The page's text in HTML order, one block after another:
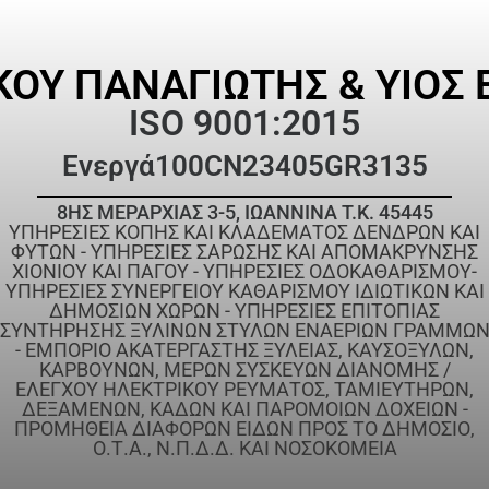
ΠΑΝΑΓΙΩΤΗΣ & ΥΙΟΣ
ISO 9001:2015
Ενεργά100CN23405GR3135
8ΗΣ ΜΕΡΑΡΧΙΑΣ 3-5, ΙΩΑΝΝΙΝΑ T.K. 45445
ΥΠΗΡΕΣΙΕΣ ΚΟΠΗΣ ΚΑΙ ΚΛΑΔΕΜΑΤΟΣ ΔΕΝΔΡΩΝ ΚΑΙ
ΦΥΤΩΝ - ΥΠΗΡΕΣΙΕΣ ΣΑΡΩΣΗΣ ΚΑΙ ΑΠΟΜΑΚΡΥΝΣΗΣ
ΧΙΟΝΙΟΥ ΚΑΙ ΠΑΓΟΥ - ΥΠΗΡΕΣΙΕΣ ΟΔΟΚΑΘΑΡΙΣΜΟΥ-
ΥΠΗΡΕΣΙΕΣ ΣΥΝΕΡΓΕΙΟΥ ΚΑΘΑΡΙΣΜΟΥ ΙΔΙΩΤΙΚΩΝ ΚΑΙ
ΔΗΜΟΣΙΩΝ ΧΩΡΩΝ - ΥΠΗΡΕΣΙΕΣ ΕΠΙΤΟΠΙΑΣ
ΣΥΝΤΗΡΗΣΗΣ ΞΥΛΙΝΩΝ ΣΤΥΛΩΝ ΕΝΑΕΡΙΩΝ ΓΡΑΜΜΩΝ
- ΕΜΠΟΡΙΟ ΑΚΑΤΕΡΓΑΣΤΗΣ ΞΥΛΕΙΑΣ, ΚΑΥΣΟΞΥΛΩΝ,
ΚΑΡΒΟΥΝΩΝ, ΜΕΡΩΝ ΣΥΣΚΕΥΩΝ ΔΙΑΝΟΜΗΣ /
ΕΛΕΓΧΟΥ ΗΛΕΚΤΡΙΚΟΥ ΡΕΥΜΑΤΟΣ, ΤΑΜΙΕΥΤΗΡΩΝ,
ΔΕΞΑΜΕΝΩΝ, ΚΑΔΩΝ ΚΑΙ ΠΑΡΟΜΟΙΩΝ ΔΟΧΕΙΩΝ -
ΠΡΟΜΗΘΕΙΑ ΔΙΑΦΟΡΩΝ ΕΙΔΩΝ ΠΡΟΣ ΤΟ ΔΗΜΟΣΙΟ,
Ο.Τ.Α., Ν.Π.Δ.Δ. ΚΑΙ ΝΟΣΟΚΟΜΕΙΑ